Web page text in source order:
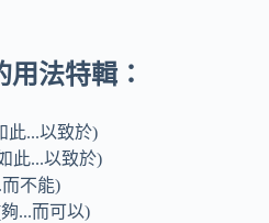
法特輯：
此...以致於)
此...以致於)
不能)
...而可以)